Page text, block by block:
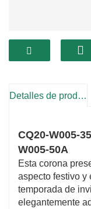
Detalles de producto
CQ20-W005-
W005-50A
Esta corona
aspecto festivo y
temporada de
elegantemente